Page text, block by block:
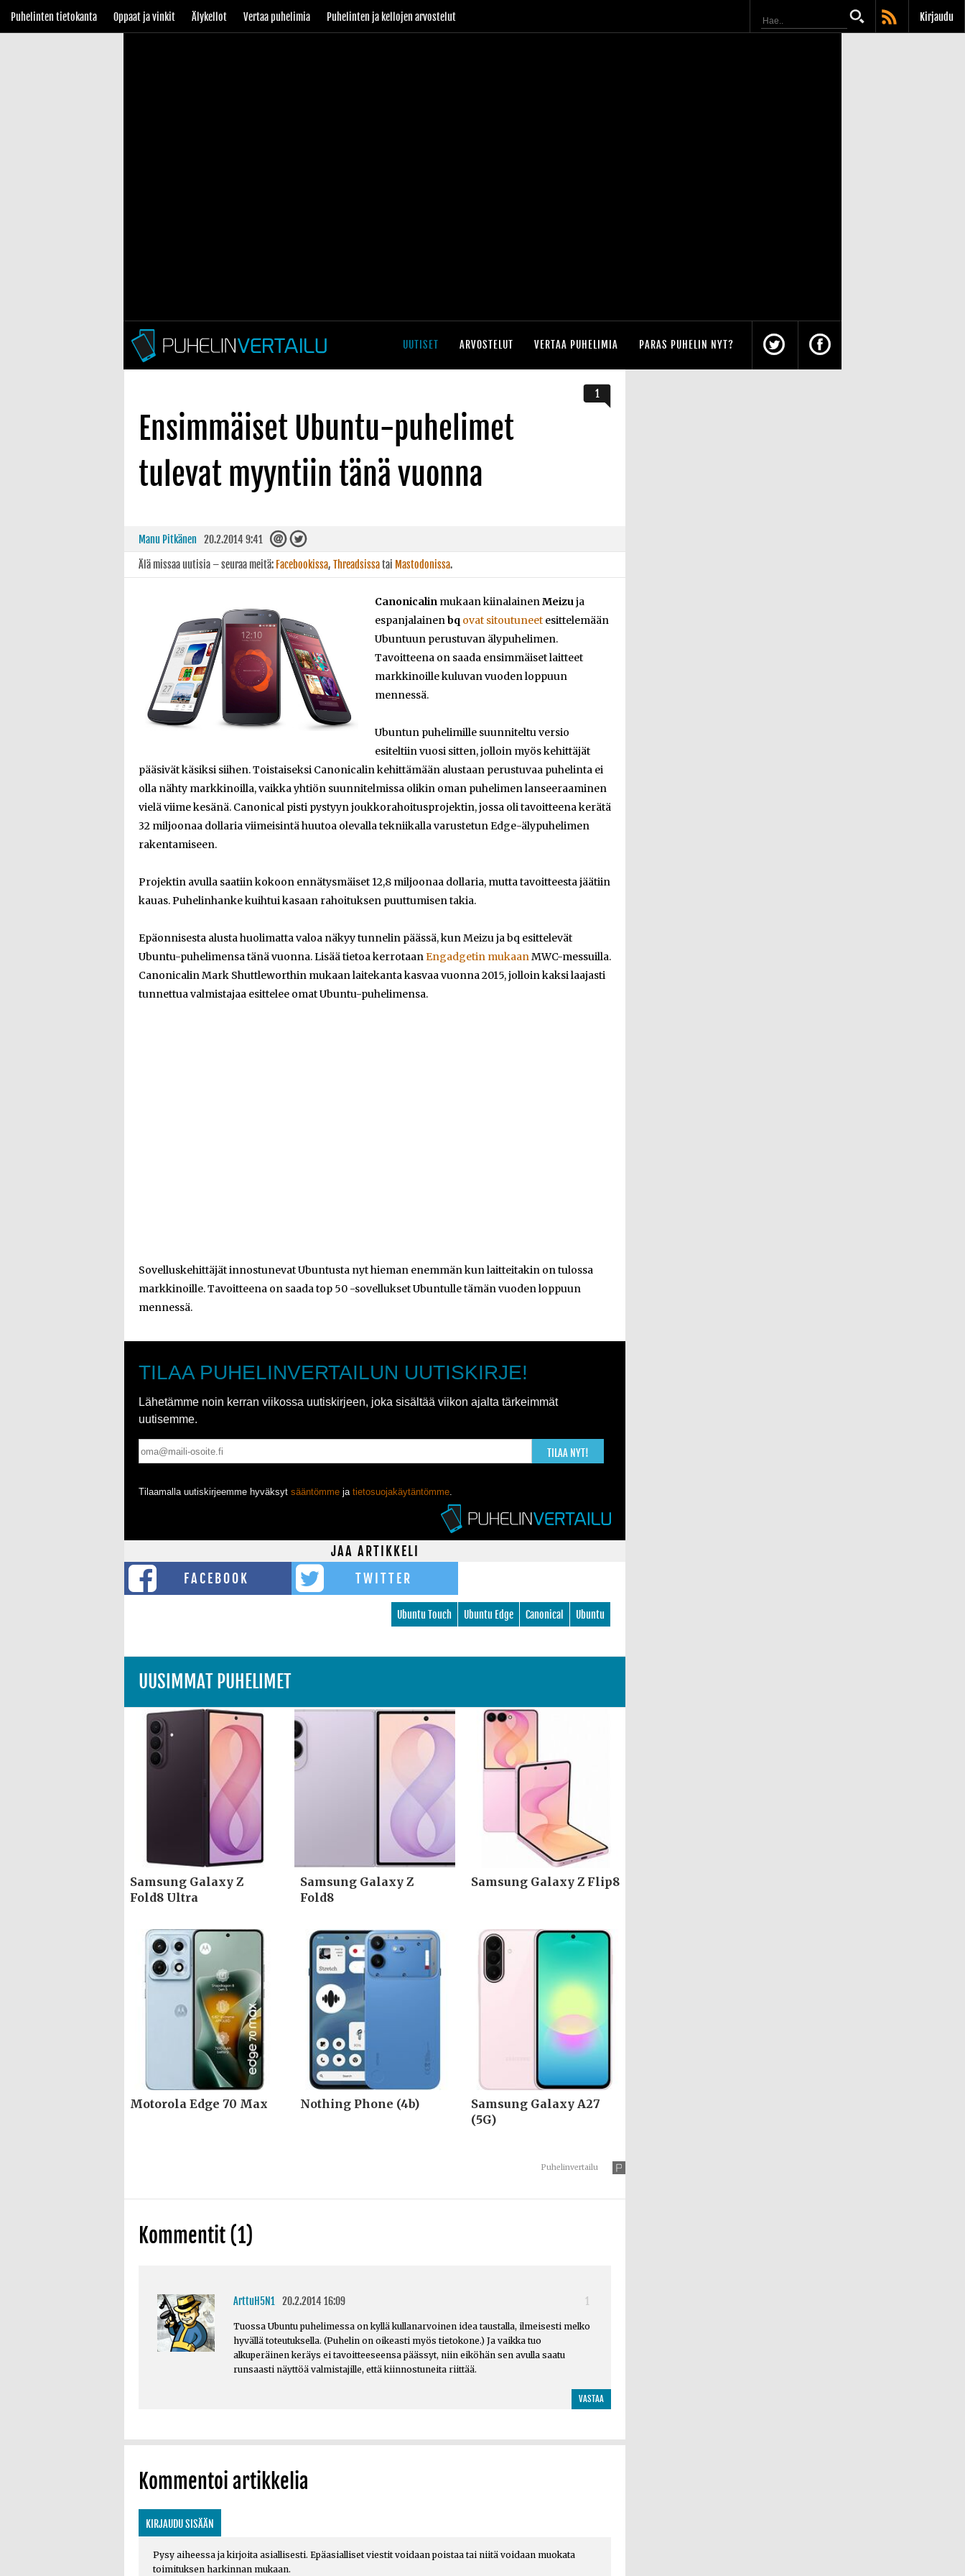
Puhelinten tietokanta Oppaat ja vinkit Älykellot Vertaa puhelimia Puhelinten ja kellojen arvostelut Kirjaudu
UUTISET ARVOSTELUT VERTAA PUHELIMIA PARAS PUHELIN NYT?
Ensimmäiset Ubuntu-puhelimet
tulevat myyntiin tänä vuonna
1
Manu Pitkänen 20.2.2014 9:41
Älä missaa uutisia – seuraa meitä: Facebookissa, Threadsissatai Mastodonissa.
Canonicalin mukaan kiinalainenMeizuja
espanjalainenbq ovat sitoutuneet esittelemään
Ubuntuun perustuvan älypuhelimen.
Tavoitteena on saada ensimmäiset laitteet
markkinoille kuluvan vuoden loppuun
mennessä.
Ubuntun puhelimille suunniteltu versio
esiteltiin vuosi sitten, jolloin myös kehittäjät
pääsivät käsiksi siihen. Toistaiseksi Canonicalin kehittämään alustaan perustuvaa puhelinta ei
olla nähty markkinoilla, vaikka yhtiön suunnitelmissa olikin oman puhelimen lanseeraaminen
vielä viime kesänä. Canonical pisti pystyyn joukkorahoitusprojektin, jossa oli tavoitteena kerätä
32 miljoonaa dollaria viimeisintä huutoa olevalla tekniikalla varustetun Edge-älypuhelimen
rakentamiseen.
Projektin avulla saatiin kokoon ennätysmäiset 12,8 miljoonaa dollaria, mutta tavoitteesta jäätiin
kauas. Puhelinhanke kuihtui kasaan rahoituksen puuttumisen takia.
Epäonnisesta alusta huolimatta valoa näkyy tunnelin päässä, kun Meizu ja bq esittelevät
Ubuntu-puhelimensa tänä vuonna. Lisää tietoa kerrotaanEngadgetin mukaanMWC-messuilla.
Canonicalin Mark Shuttleworthin mukaan laitekanta kasvaa vuonna 2015, jolloin kaksi laajasti
tunnettua valmistajaa esittelee omat Ubuntu-puhelimensa.
Sovelluskehittäjät innostunevat Ubuntusta nyt hieman enemmän kun laitteitakin on tulossa
markkinoille. Tavoitteena on saada top 50 -sovellukset Ubuntulle tämän vuoden loppuun
mennessä.
TILAA PUHELINVERTAILUN UUTISKIRJE!
Lähetämme noin kerran viikossa uutiskirjeen, joka sisältää viikon ajalta tärkeimmät
uutisemme.
TILAA NYT!
Tilaamalla uutiskirjeemme hyväksyt sääntömme ja tietosuojakäytäntömme.
JAA ARTIKKELI
FACEBOOK
TWITTER
Ubuntu
Canonical
Ubuntu Edge
Ubuntu Touch
UUSIMMAT PUHELIMET
Samsung Galaxy Z
Fold8 Ultra
Samsung Galaxy Z
Fold8
Samsung Galaxy Z Flip8
Motorola Edge 70 Max Nothing Phone (4b)
Samsung Galaxy A27
(5G)
Puhelinvertailu
Kommentit (1)
ArttuH5N1 20.2.2014 16:09 1
Tuossa Ubuntu puhelimessa on kyllä kullanarvoinen idea taustalla, ilmeisesti melko
hyvällä toteutuksella. (Puhelin on oikeasti myös tietokone.) Ja vaikka tuo
alkuperäinen keräys ei tavoitteeseensa päässyt, niin eiköhän sen avulla saatu
runsaasti näyttöä valmistajille, että kiinnostuneita riittää.
VASTAA
Kommentoi artikkelia
KIRJAUDU SISÄÄN
Pysy aiheessa ja kirjoita asiallisesti. Epäasialliset viestit voidaan poistaa tai niitä voidaan muokata
toimituksen harkinnan mukaan.